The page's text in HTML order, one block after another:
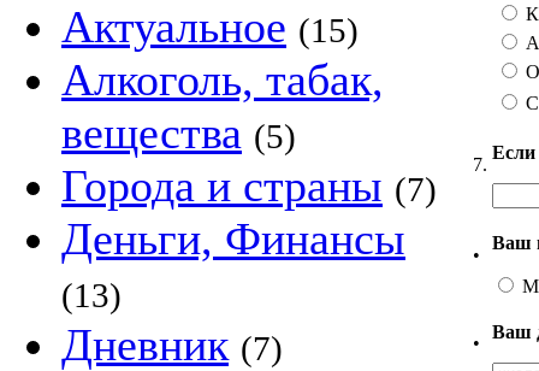
Актуальное (15)
Алкоголь, табак,
вещества (5)
Города и страны (7)
Деньги, Финансы
(13)
Дневник (7)
7.
•
Ваш
•
Ваш